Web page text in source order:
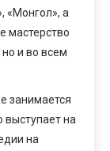
«Монгол», а
мастерство
и во всем
занимается
выступает на
на